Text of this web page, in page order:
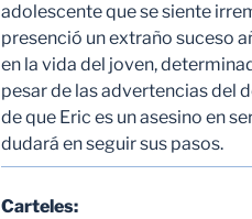
adolescente que se siente
presenció un extraño suceso
en la vida del joven,
pesar de las advertencias del
de que Eric es un asesino en
dudará en seguir sus pasos.
Carteles: